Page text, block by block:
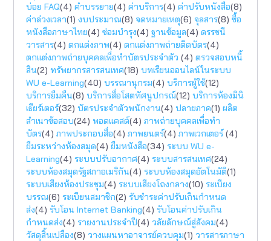
บ่อย FAQ(4) คำบรรยาย(4) ค่าบริการ(4) ค่าปรับหนังสือ(8)
ค่าล่วงเวลา(1) งบประมาณ(8) จดหมายเหตุ(6) จุลสาร(8) ซื้อ
หนังสือภาษาไทย(4) ซ่อมบำรุง(4) ฐานข้อมูล(4) ดรรชนี
วารสาร(4) ตกแต่งภาพ(4) ตกแต่งภาพถ่ายติดบัตร(4)
ตกแต่งภาพถ่ายบุคคลเพื่อทำบัตรประจำตัว (4) ตรวจสอบหนี้
สิน(2) ทรัพยากรสารสนเทศ(18) บทเรียนออนไลน์ในระบบ
WU e-Learning(40) บรรณานุกรม(4) บริการผู้ใช้(12)
บริการยืมคืน(8) บริการสื่อโสตทัศนูปกรณ์(12) บริการห้องมินิ
เธียร์เตอร์(32) บัตรประจำตัวพนักงาน(4) ปลายภาค(1) ผลิต
สำเนาข้อสอบ(24) พอดแคสต์(4) ภาพถ่ายบุคคลเพื่อทำ
บัตร(4) ภาพประกอบสื่อ(4) ภาพยนตร์(4) ภาพเวกเตอร์(4)
ยืมระหว่างห้องสมุด(4) ยืมหนังสือ(34) ระบบ WU e-
Learning(4) ระบบปรับอากาศ(4) ระบบสารสนเทศ(24)
ระบบห้องสมุดรัฐสภาอเมริกัน(4) ระบบห้องสมุดอัตโนมัติ(1)
ระบบเสียงห้องประชุม(4) ระบบเสียงโถงกลาง(10) ระเบียง
บรรณ(6) ระเบียนสมาชิก(2) รับชำระค่าปรับเกินกำหนด
ส่ง(4) รับโอน Internet Banking(4) รับโอนค่าปรับเกิน
กำหนดส่ง(4) รายงานประจำปี(4) วลัยลักษณ์สู่สังคม(4)
วัสดุสิ้นเปลือง(8) วางแผนหาอาจารย์ควบคุม(1) วารสารภาษา